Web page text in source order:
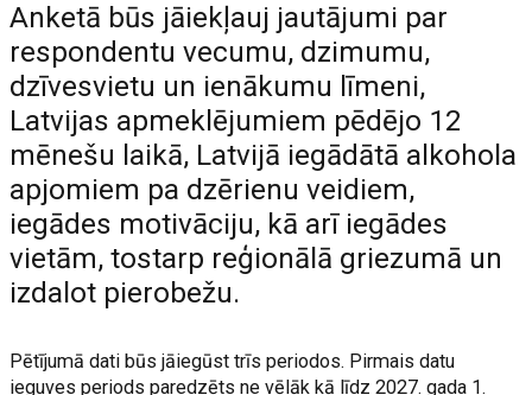
Anketā būs jāiekļauj jautājumi par
respondentu vecumu, dzimumu,
dzīvesvietu un ienākumu līmeni,
Latvijas apmeklējumiem pēdējo 12
mēnešu laikā, Latvijā iegādātā alkohola
apjomiem pa dzērienu veidiem,
iegādes motivāciju, kā arī iegādes
vietām, tostarp reģionālā griezumā un
izdalot pierobežu.
Pētījumā dati būs jāiegūst trīs periodos. Pirmais datu
ieguves periods paredzēts ne vēlāk kā līdz 2027. gada 1.